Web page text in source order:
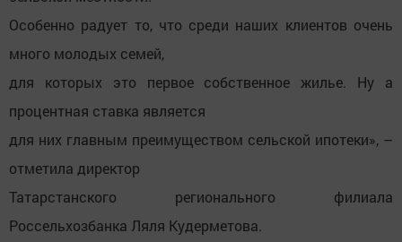
Особенно радует то, что среди наших клиентов очень
много молодых семей,
для которых это первое собственное жилье. Ну а
процентная ставка является
для них главным преимуществом сельской ипотеки», –
отметила директор
Татарстанского регионального филиала
Россельхозбанка Ляля Кудерметова.